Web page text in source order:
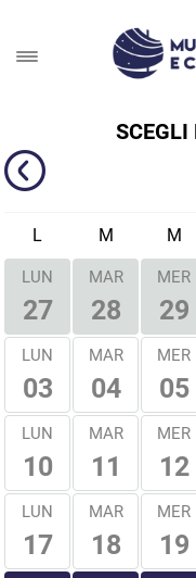
SCEGLI
L M M
LUN
27
MAR
28
MER
29
LUN
03
MAR
04
MER
05
LUN
10
MAR
11
MER
12
LUN
17
MAR
18
MER
19